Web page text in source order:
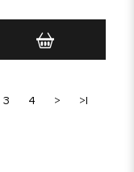
3 4 > >|